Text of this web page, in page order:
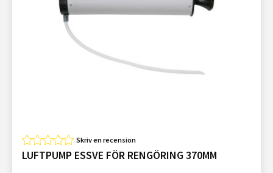
Skriv en recension
LUFTPUMP ESSVE FÖR RENGÖRING 370MM